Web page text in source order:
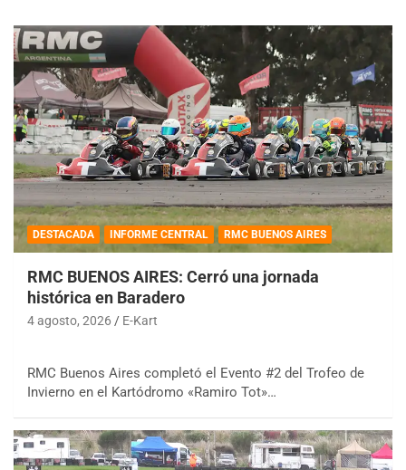
DESTACADA INFORME CENTRAL RMC BUENOS AIRES
RMC BUENOS AIRES: Cerró una jornada
histórica en Baradero
4 agosto, 2026 E-Kart
RMC Buenos Aires completó el Evento #2 del Trofeo de
Invierno en el Kartódromo «Ramiro Tot»…